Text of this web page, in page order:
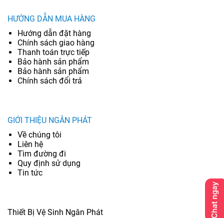
HƯỚNG DẪN MUA HÀNG
Hướng dẫn đặt hàng
Chính sách giao hàng
Thanh toán trực tiếp
Bảo hành sản phẩm
Bảo hành sản phẩm
Chính sách đổi trả
GIỚI THIỆU NGÂN PHÁT
Về chúng tôi
Liên hệ
Tìm đường đi
Quy định sử dụng
Tin tức
Thiết Bị Vệ Sinh Ngân Phát